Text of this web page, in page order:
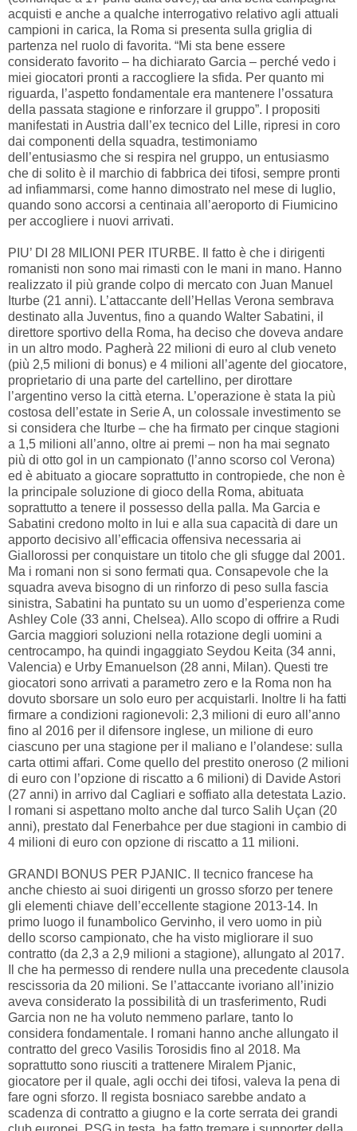
acquisti e anche a qualche interrogativo relativo agli attuali
campioni in carica, la Roma si presenta sulla griglia di
partenza nel ruolo di favorita. “Mi sta bene essere
considerato favorito – ha dichiarato Garcia – perché vedo i
miei giocatori pronti a raccogliere la sfida. Per quanto mi
riguarda, l’aspetto fondamentale era mantenere l’ossatura
della passata stagione e rinforzare il gruppo”. I propositi
manifestati in Austria dall’ex tecnico del Lille, ripresi in coro
dai componenti della squadra, testimoniamo
dell’entusiasmo che si respira nel gruppo, un entusiasmo
che di solito è il marchio di fabbrica dei tifosi, sempre pronti
ad infiammarsi, come hanno dimostrato nel mese di luglio,
quando sono accorsi a centinaia all’aeroporto di Fiumicino
per accogliere i nuovi arrivati.
PIU’ DI 28 MILIONI PER ITURBE. Il fatto è che i dirigenti
romanisti non sono mai rimasti con le mani in mano. Hanno
realizzato il più grande colpo di mercato con Juan Manuel
Iturbe (21 anni). L’attaccante dell’Hellas Verona sembrava
destinato alla Juventus, fino a quando Walter Sabatini, il
direttore sportivo della Roma, ha deciso che doveva andare
in un altro modo. Pagherà 22 milioni di euro al club veneto
(più 2,5 milioni di bonus) e 4 milioni all’agente del giocatore,
proprietario di una parte del cartellino, per dirottare
l’argentino verso la città eterna. L’operazione è stata la più
costosa dell’estate in Serie A, un colossale investimento se
si considera che Iturbe – che ha firmato per cinque stagioni
a 1,5 milioni all’anno, oltre ai premi – non ha mai segnato
più di otto gol in un campionato (l’anno scorso col Verona)
ed è abituato a giocare soprattutto in contropiede, che non è
la principale soluzione di gioco della Roma, abituata
soprattutto a tenere il possesso della palla. Ma Garcia e
Sabatini credono molto in lui e alla sua capacità di dare un
apporto decisivo all’efficacia offensiva necessaria ai
Giallorossi per conquistare un titolo che gli sfugge dal 2001.
Ma i romani non si sono fermati qua. Consapevole che la
squadra aveva bisogno di un rinforzo di peso sulla fascia
sinistra, Sabatini ha puntato su un uomo d’esperienza come
Ashley Cole (33 anni, Chelsea). Allo scopo di offrire a Rudi
Garcia maggiori soluzioni nella rotazione degli uomini a
centrocampo, ha quindi ingaggiato Seydou Keita (34 anni,
Valencia) e Urby Emanuelson (28 anni, Milan). Questi tre
giocatori sono arrivati a parametro zero e la Roma non ha
dovuto sborsare un solo euro per acquistarli. Inoltre li ha fatti
firmare a condizioni ragionevoli: 2,3 milioni di euro all’anno
fino al 2016 per il difensore inglese, un milione di euro
ciascuno per una stagione per il maliano e l’olandese: sulla
carta ottimi affari. Come quello del prestito oneroso (2 milioni
di euro con l’opzione di riscatto a 6 milioni) di Davide Astori
(27 anni) in arrivo dal Cagliari e soffiato alla detestata Lazio.
I romani si aspettano molto anche dal turco Salih Uçan (20
anni), prestato dal Fenerbahce per due stagioni in cambio di
4 milioni di euro con opzione di riscatto a 11 milioni.
GRANDI BONUS PER PJANIC. Il tecnico francese ha
anche chiesto ai suoi dirigenti un grosso sforzo per tenere
gli elementi chiave dell’eccellente stagione 2013-14. In
primo luogo il funambolico Gervinho, il vero uomo in più
dello scorso campionato, che ha visto migliorare il suo
contratto (da 2,3 a 2,9 milioni a stagione), allungato al 2017.
Il che ha permesso di rendere nulla una precedente clausola
rescissoria da 20 milioni. Se l’attaccante ivoriano all’inizio
aveva considerato la possibilità di un trasferimento, Rudi
Garcia non ne ha voluto nemmeno parlare, tanto lo
considera fondamentale. I romani hanno anche allungato il
contratto del greco Vasilis Torosidis fino al 2018. Ma
soprattutto sono riusciti a trattenere Miralem Pjanic,
giocatore per il quale, agli occhi dei tifosi, valeva la pena di
fare ogni sforzo. Il regista bosniaco sarebbe andato a
scadenza di contratto a giugno e la corte serrata dei grandi